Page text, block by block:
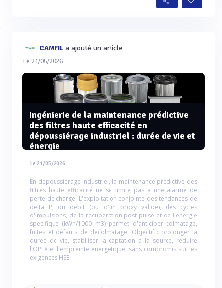
CAMFIL a ajouté un article
Le 21/05/2026
Ingénierie de la maintenance prédictive
des filtres haute efficacité en
dépoussiérage industriel : durée de vie et
énergie
Le 21/05/2026
En dépoussiérage industriel, la maintenance prédictive des
filtres haute efficacité ne se limite pas a une alarme de
perte de charge. L'exploitation conjointe des tendances de
delta P, du debit (ou d'un proxy valide), des cycles
d'impulsions, de la recuperation post-pulse et de l'energie
specifique (kWh/1000 m3) permet d'anticiper colmatage,
fuites et defauts de decolmatage. Objectif : prolonger la
duree de vie, stabiliser la captation a la source, reduire
l'OPEX et l'empreinte energetique, sans compromis sur les
exigences HSE.